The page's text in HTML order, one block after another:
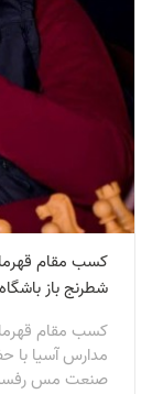
کسب مقام
شطرنج باز
مدارس آسیا با
صنعت مس